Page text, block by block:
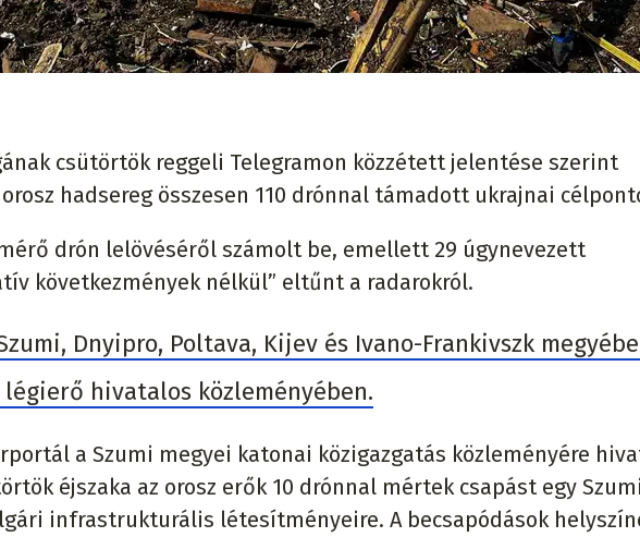
csütörtök reggeli Telegramon közzétett jelentése szerint
hadsereg összesen 110 drónnal támadott ukrajnai
drón lelövéséről számolt be, emellett 29 úgynevezett
következmények nélkül” eltűnt a radarokról.
Dnyipro, Poltava, Kijev és Ivano-Frankivszk
hivatalos közleményében.
a Szumi megyei katonai közigazgatás közleményére
éjszaka az orosz erők 10 drónnal mértek csapást egy
infrastrukturális létesítményeire. A becsapódások